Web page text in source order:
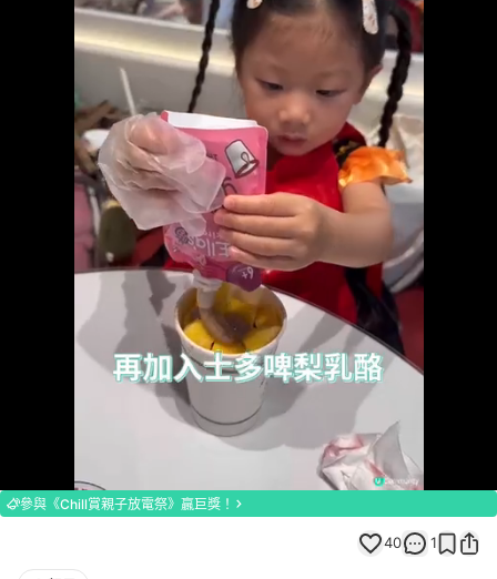
100.00%
參與《Chill賞親子放電祭》贏巨獎！
40 1